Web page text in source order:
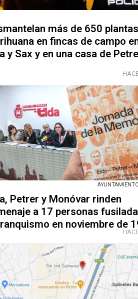
más de 650
en fincas de campo
y Sax y en una casa de
Petrer y Monóvar rinden
a 17 personas
en noviembre de